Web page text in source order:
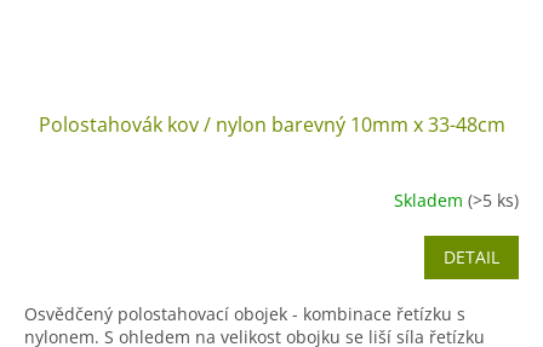
Polostahovák kov / nylon barevný 10mm x 33-48cm
Skladem (>5 ks)
DETAIL
Osvědčený polostahovací obojek - kombinace řetízku s
nylonem. S ohledem na velikost obojku se liší síla řetízku